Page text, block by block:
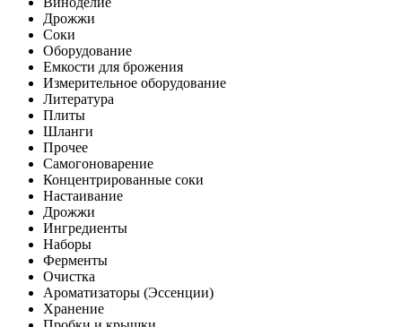
Дрожжи
Соки
Оборудование
Емкости для брожения
Измерительное оборудование
Литература
Плиты
Шланги
Прочее
Самогоноварение
Концентрированные соки
Настаивание
Дрожжи
Ингредиенты
Наборы
Ферменты
Очистка
Ароматизаторы (Эссенции)
Хранение